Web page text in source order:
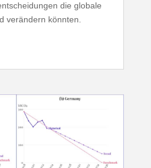
die globale
verändern könnten.